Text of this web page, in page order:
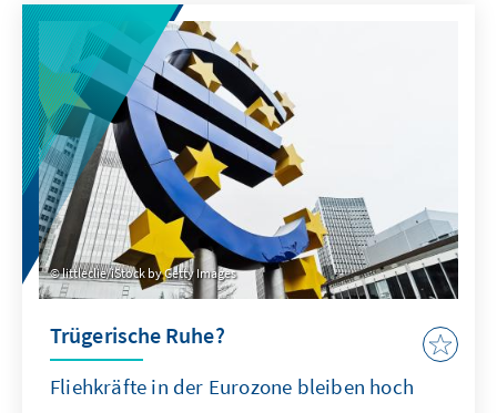
grundlegende Reform des öffentlich-
rechtlichen Rundfunks ist existenziell für
seinen weiteren Fortbestand. Das vorliegende
Papier liefert einen kompakten Überblick zur
Historie und zum Status quo und gibt
Anregungen für ein „öffentlich-rechtliches
Update“ zur Anpassung an das digitale
Zeitalter.
littleclie/iStock by Getty Images
Trügerische Ruhe?
Fliehkräfte in der Eurozone bleiben hoch